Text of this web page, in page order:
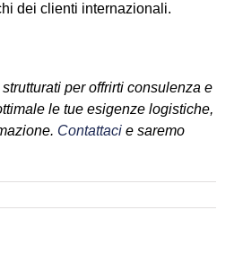
dei clienti internazionali.
per offrirti consulenza e
le tue esigenze logistiche,
Contattaci e saremo